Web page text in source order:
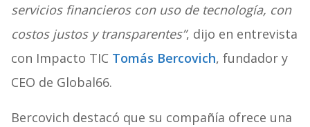
servicios financieros con uso de tecnología, con
costos justos y transparentes”, dijo en entrevista
con Impacto TIC Tomás Bercovich, fundador y
CEO de Global66.
Bercovich destacó que su compañía ofrece una